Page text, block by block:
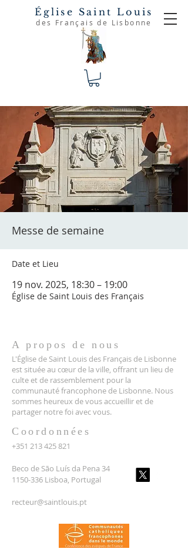
Église Saint Louis
des Français de Lisbonne
Messe de semaine
Date et Lieu
19 nov. 2025, 18:30 – 19:00
Église de Saint Louis des Français
A propos de nous
L'Église de Saint Louis des Français de Lisbonne
est située au cœur de la ville, offrant un lieu de
culte et de rassemblement pour la
communauté francophone de Lisbonne. Nous
sommes heureux de vous accueillir et de
partager notre foi avec vous.
Coordonnées
+351 213 425 821
Beco de São Luís da Pena 34
1150-336 Lisboa, Portugal
recteur@saintlouis.pt